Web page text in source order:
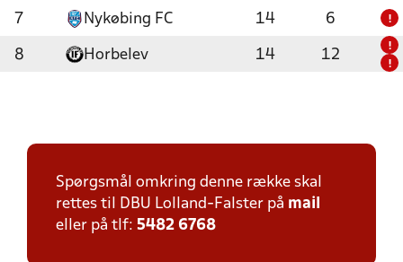
7 Nykøbing FC 14 6 !
8 Horbelev 14 12
!
!
Spørgsmål omkring denne række skal
rettes til DBU Lolland-Falster på mail
eller på tlf: 5482 6768